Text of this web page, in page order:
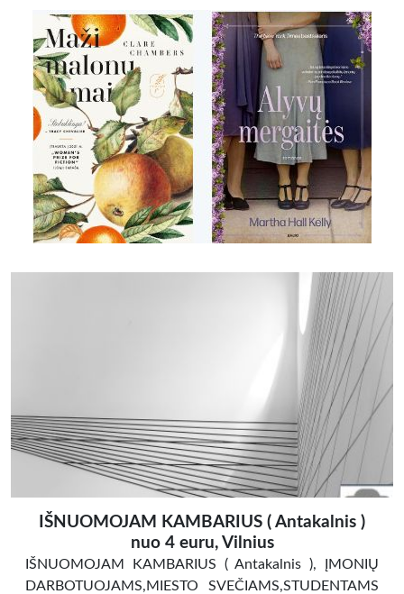
IŠNUOMOJAM KAMBARIUS ( Antakalnis )
nuo 4 euru, Vilnius
IŠNUOMOJAM KAMBARIUS ( Antakalnis ), ĮMONIŲ
DARBOTUOJAMS,MIESTO SVEČIAMS,STUDENTAMS